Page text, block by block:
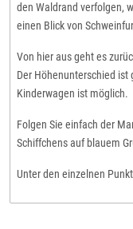
den Waldrand verfolgen,
einen Blick von
Von hier aus geht es
Der Höhenunterschied
Kinderwagen ist möglich.
Folgen Sie einfach der
Schiffchens auf blauem
Unter den einzelnen